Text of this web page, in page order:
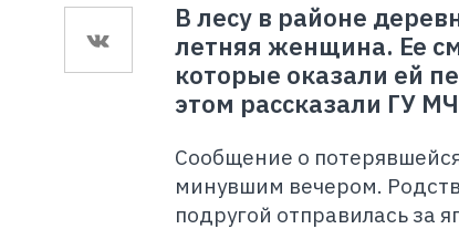
В лесу в районе
летняя женщина. Ее
которые оказали ей
этом рассказали ГУ
Сообщение о
минувшим вечером.
подругой отправилась за